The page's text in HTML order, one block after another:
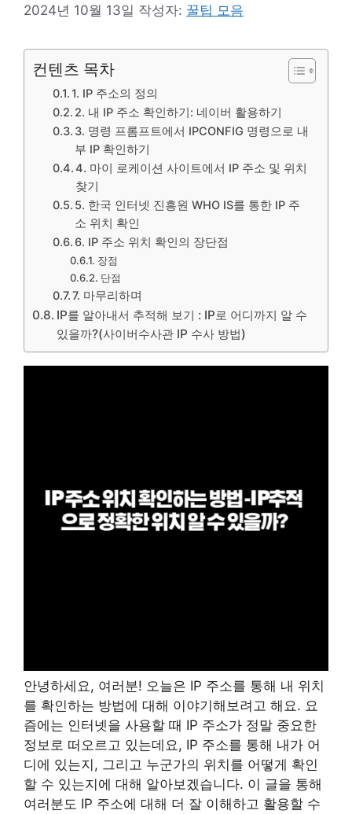
2024년 10월 13일 작성자: 꿀팁 모음
컨텐츠 목차
1. IP 주소의 정의
2. 내 IP 주소 확인하기: 네이버 활용하기
3. 명령 프롬프트에서 IPCONFIG 명령으로 내
부 IP 확인하기
4. 마이 로케이션 사이트에서 IP 주소 및 위치
찾기
5. 한국 인터넷 진흥원 WHO IS를 통한 IP 주
소 위치 확인
6. IP 주소 위치 확인의 장단점
장점
단점
7. 마무리하며
IP를 알아내서 추적해 보기 : IP로 어디까지 알 수
있을까?(사이버수사관 IP 수사 방법)
안녕하세요, 여러분! 오늘은 IP 주소를 통해 내 위치
를 확인하는 방법에 대해 이야기해보려고 해요. 요
즘에는 인터넷을 사용할 때 IP 주소가 정말 중요한
정보로 떠오르고 있는데요, IP 주소를 통해 내가 어
디에 있는지, 그리고 누군가의 위치를 어떻게 확인
할 수 있는지에 대해 알아보겠습니다. 이 글을 통해
여러분도 IP 주소에 대해 더 잘 이해하고 활용할 수